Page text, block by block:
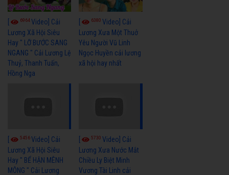
6964Video] Cải
Lương Xã Hội Siêu
Hay " LỠ BƯỚC SANG
NGANG " Cải Lương Lệ
Thuỷ, Thanh Tuấn,
Hồng Nga
6380Video] Cải
Lương Xưa Một Thuở
Yêu Người Vũ Linh
Ngọc Huyền cải lương
xã hội hay nhất
5456Video] Cải
Lương Xã Hội Siêu
Hay " BỂ HẬN MÊNH
MÔNG " Cải Lương
5730Video] Cải
Lương Xưa Nước Mắt
Chiều Ly Biệt Minh
Vương Tài Linh cải